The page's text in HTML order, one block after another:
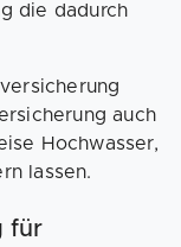
die dadurch
auch
Hochwasser,
lassen.
für